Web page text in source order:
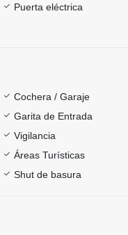
Puerta eléctrica
Cochera / Garaje
Garita de Entrada
Vigilancia
Áreas Turísticas
Shut de basura